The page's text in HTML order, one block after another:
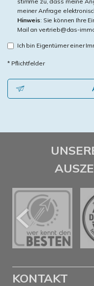
meiner Anfrage
Hinweis: Sie können Ihre
Mail an vertrieb@das-
Ich bin Eigentümer einer
* Pflichtfelder
KONTAKT